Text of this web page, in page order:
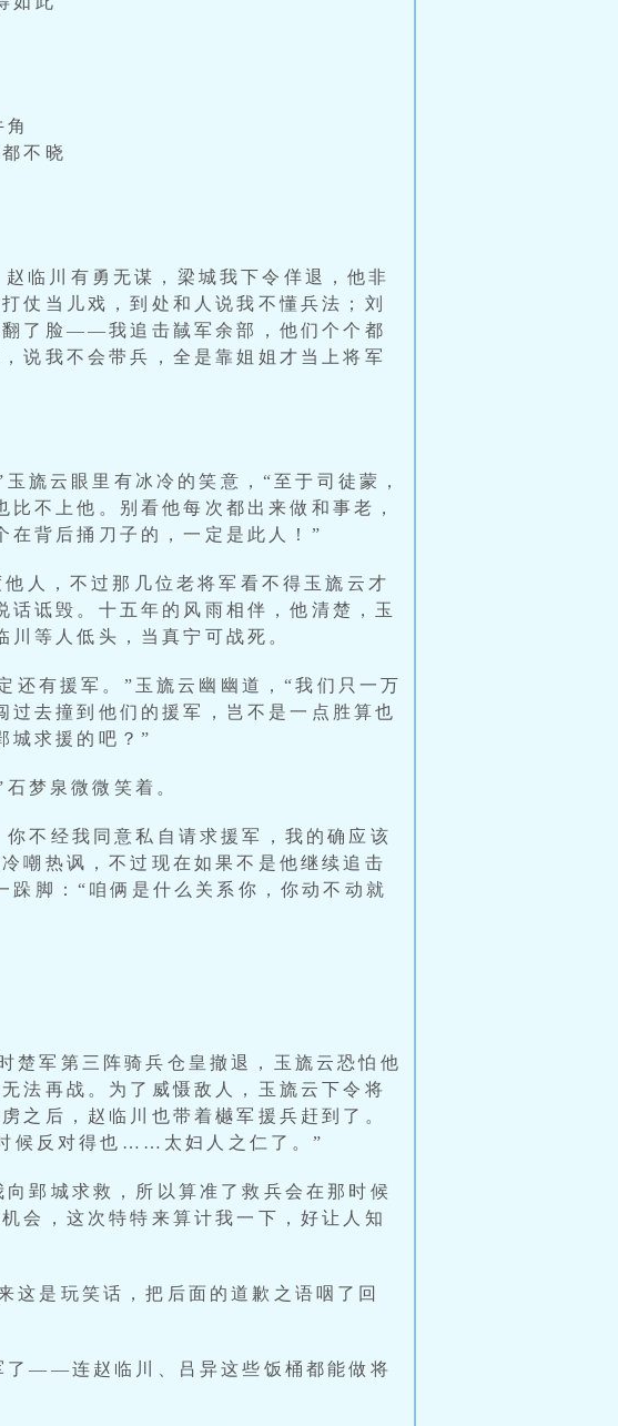
不晓
临川有勇无谋，梁城我下令佯退，他非
仗当儿戏，到处和人说我不懂兵法；刘
翻了脸——我追击馘军余部，他们个个都
说我不会带兵，全是靠姐姐才当上将军
旒云眼里有冰冷的笑意，“至于司徒蒙，
不上他。别看他每次都出来做和事老，
在背后捅刀子的，一定是此人！”
人，不过那几位老将军看不得玉旒云才
话诋毁。十五年的风雨相伴，他清楚，玉
等人低头，当真宁可战死。
还有援军。”玉旒云幽幽道，“我们只一万
过去撞到他们的援军，岂不是一点胜算也
城求援的吧？”
梦泉微微笑着。
不经我同意私自请求援军，我的确应该
嘲热讽，不过现在如果不是他继续追击
脚：“咱俩是什么关系你，你动不动就
军第三阵骑兵仓皇撤退，玉旒云恐怕他
法再战。为了威慑敌人，玉旒云下令将
之后，赵临川也带着樾军援兵赶到了。
候反对得也……太妇人之仁了。”
郢城求救，所以算准了救兵会在那时候
会，这次特特来算计我一下，好让人知
是玩笑话，把后面的道歉之语咽了回
了——连赵临川、吕异这些饭桶都能做将